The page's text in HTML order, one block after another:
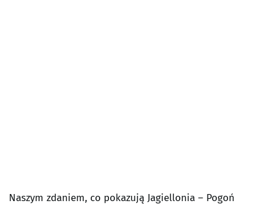
Naszym zdaniem, co pokazują Jagiellonia – Pogoń